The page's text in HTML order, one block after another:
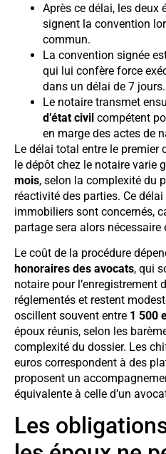
Après ce délai, les deux
signent la convention
commun.
La convention signée
qui lui confère force
dans un délai de 7 jours.
Le notaire transmet
d’état civil compétent
en marge des actes de
Le délai total entre le premier
le dépôt chez le notaire varie
mois, selon la complexité du
réactivité des parties. Ce
immobiliers sont concernés,
partage sera alors nécessaire
Le coût de la procédure
honoraires des avocats, qui
notaire pour l’enregistrement
réglementés et restent
oscillent souvent entre 1 500
époux réunis, selon les
complexité du dossier. Les
euros correspondent à des
proposent un
équivalente à celle d’un
Les